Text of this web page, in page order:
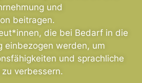
und
beitragen.
die bei Bedarf in die
einbezogen werden, um
und sprachliche
verbessern.